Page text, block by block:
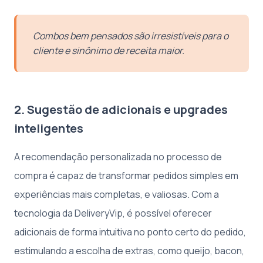
Combos bem pensados são irresistíveis para o
cliente e sinônimo de receita maior.
2. Sugestão de adicionais e upgrades
inteligentes
A recomendação personalizada no processo de
compra é capaz de transformar pedidos simples em
experiências mais completas, e valiosas. Com a
tecnologia da DeliveryVip, é possível oferecer
adicionais de forma intuitiva no ponto certo do pedido,
estimulando a escolha de extras, como queijo, bacon,